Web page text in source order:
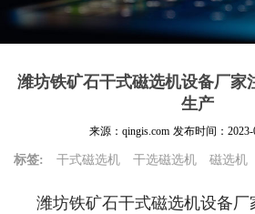
潍坊铁矿石干式磁选机设备厂家
生产
来源：qingis.com 发布时间：
标签: 干式磁选机 干选磁选机 磁选机
潍坊铁矿石干式磁选机设备